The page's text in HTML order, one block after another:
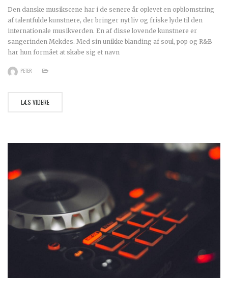
Den danske musikscene har i de senere år oplevet en opblomstring
af talentfulde kunstnere, der bringer nyt liv og friske lyde til den
internationale musikverden. En af disse lovende kunstnere er
sangerinden Mekdes. Med sin unikke blanding af soul, pop og R&B
har hun formået at skabe sig et navn
PETER
LÆS VIDERE